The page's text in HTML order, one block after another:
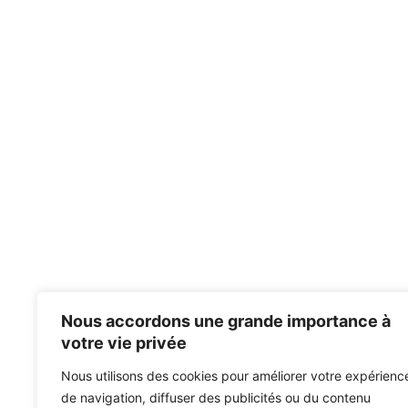
Nous accordons une grande importance à
votre vie privée
Nous utilisons des cookies pour améliorer votre
de navigation, diffuser des publicités ou du contenu